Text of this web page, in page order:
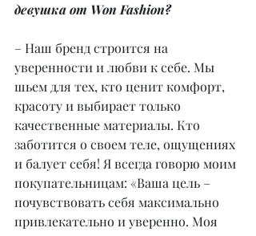
девушка от Won Fashion?
– Наш бренд строится на
уверенности и любви к себе. Мы
шьем для тех, кто ценит комфорт,
красоту и выбирает только
качественные материалы. Кто
заботится о своем теле, ощущениях
и балует себя! Я всегда говорю моим
покупательницам: «Ваша цель –
почувствовать себя максимально
привлекательно и уверенно. Моя